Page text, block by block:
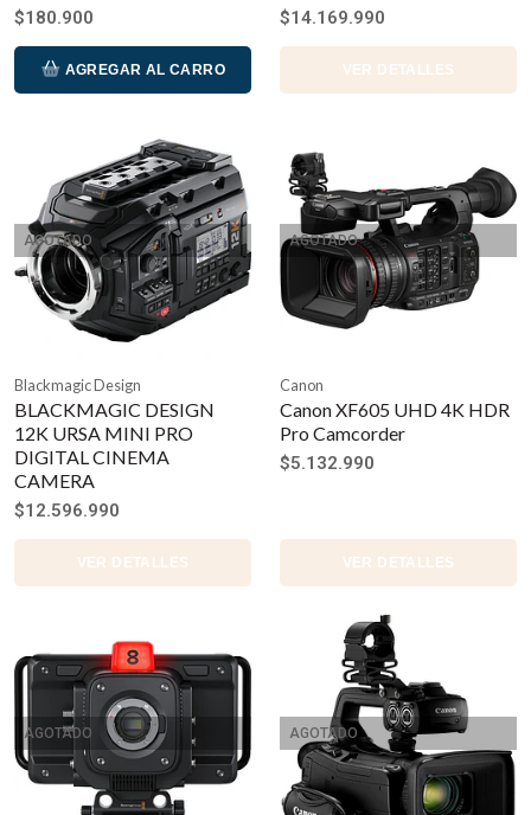
$180.900
AGREGAR AL CARRO
$14.169.990
VER DETALLES
AGOTADO
Blackmagic Design
BLACKMAGIC DESIGN
12K URSA MINI PRO
DIGITAL CINEMA
CAMERA
$12.596.990
VER DETALLES
AGOTADO
Canon
Canon XF605 UHD 4K HDR
Pro Camcorder
$5.132.990
VER DETALLES
AGOTADO AGOTADO